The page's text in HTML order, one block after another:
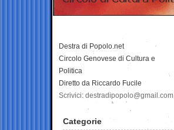
Destra di Popolo.net
Circolo Genovese di Cultura e
Politica
Diretto da Riccardo Fucile
Scrivici: destradipopolo@gmail.com
Categorie